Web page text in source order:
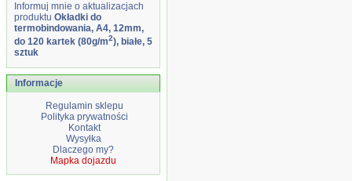
Informuj mnie o aktualizacjach
produktu Okładki do
termobindowania, A4, 12mm,
do 120 kartek (80g/m2), białe, 5
sztuk
Informacje
Regulamin sklepu
Polityka prywatności
Kontakt
Wysyłka
Dlaczego my?
Mapka dojazdu